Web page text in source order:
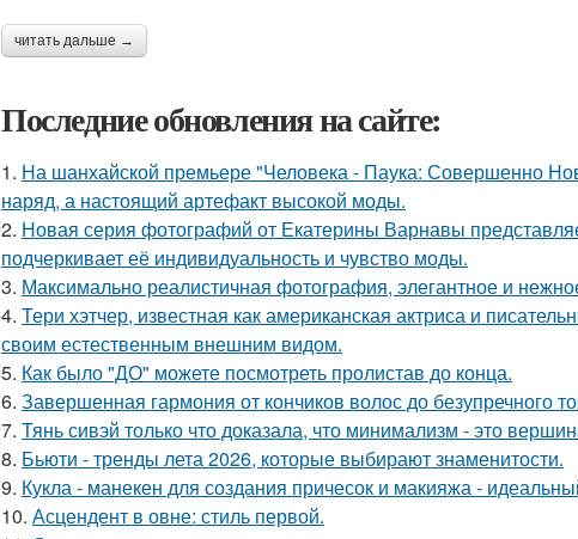
читать дальше →
Последние обновления на сайте:
1. На шанхайской премьере "Человека - Паука: Совершенно
наряд, а настоящий артефакт высокой моды.
2. Новая серия фотографий от Екатерины Варнавы
подчеркивает её индивидуальность и чувство моды.
3. Максимально реалистичная фотография, элегантное и
4. Тери хэтчер, известная как американская актриса и
своим естественным внешним видом.
5. Как было "ДО" можете посмотреть пролистав до конца.
6. Завершенная гармония от кончиков волос до безупречного
7. Тянь сивэй только что доказала, что минимализм - это
8. Бьюти - тренды лета 2026, которые выбирают знаменитости.
9. Кукла - манекен для создания причесок и макияжа -
10. Асцендент в овне: стиль первой.